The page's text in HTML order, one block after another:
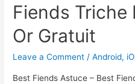
Fiends Triche
Or Gratuit
Leave a Comment /Android,
Best Fiends Astuce – Best